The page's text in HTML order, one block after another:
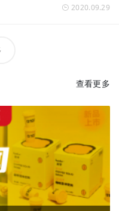
2020.09.29
查看更多